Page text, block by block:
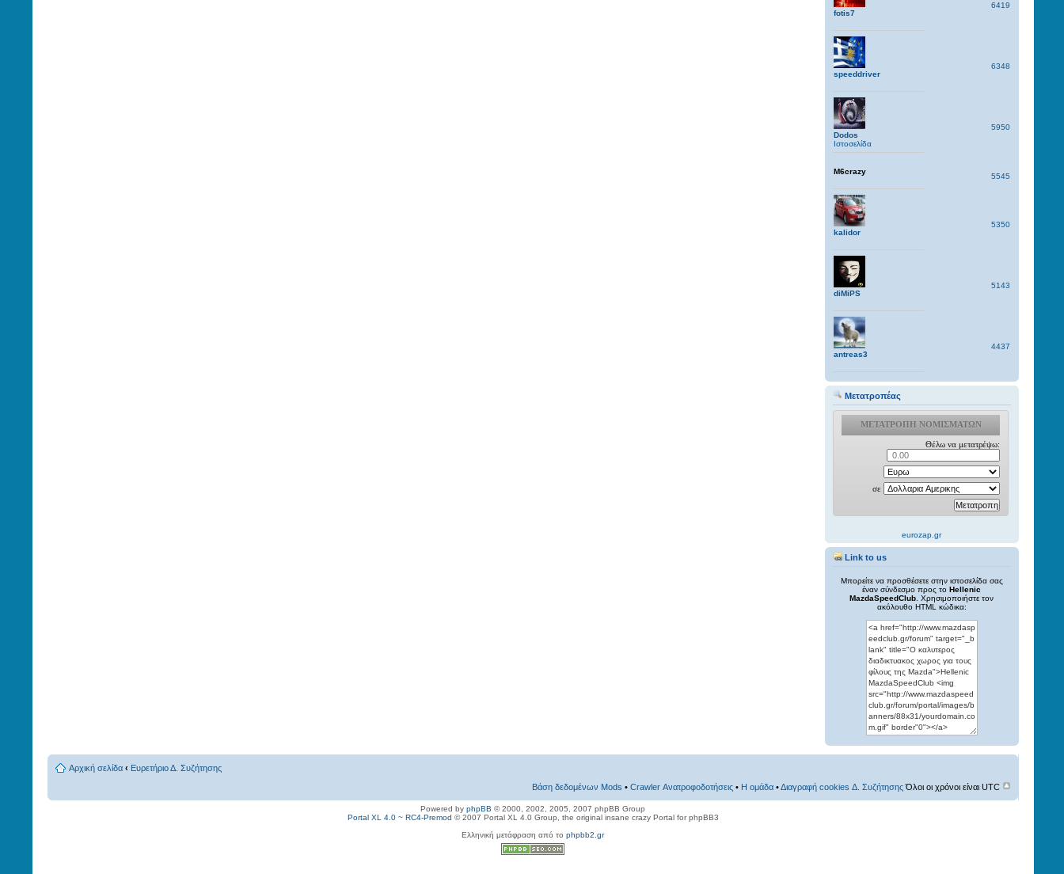
fotis7
6419
speeddriver
6348
Dodos
Ιστοσελίδα
5950
M6crazy
5545
kalidor
5350
diMiPS
5143
antreas3
4437
Μετατροπέας
eurozap.gr
Link to us
Μπορείτε να προσθέσετε στην ιστοσελίδα σας
έναν σύνδεσμο προς τοHellenic
MazdaSpeedClub . Χρησιμοποιήστε τον
ακόλουθο HTML κώδικα:
Αρχική σελίδα ‹ Ευρετήριο Δ. Συζήτησης
Βάση δεδομένων Mods •Crawler Ανατροφοδοτήσεις • Η ομάδα •Διαγραφή cookies Δ. ΣυζήτησηςΌλοι οι χρόνοι είναι UTC
Powered byphpBB © 2000, 2002, 2005, 2007 phpBB Group
Portal XL 4.0 ~ RC4-Premod © 2007 Portal XL 4.0 Group, the original insane crazy Portal for phpBB3
Ελληνική μετάφραση από τοphpbb2.gr